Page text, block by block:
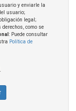
y enviarle la
usuario;
legal;
como se
: Puede consultar
Política de